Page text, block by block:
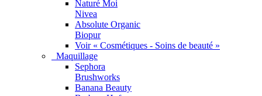
Naturé Moi
Nivea
Absolute Organic
Biopur
Voir « Cosmétiques - Soins de beauté »
Maquillage
Sephora
Brushworks
Banana Beauty